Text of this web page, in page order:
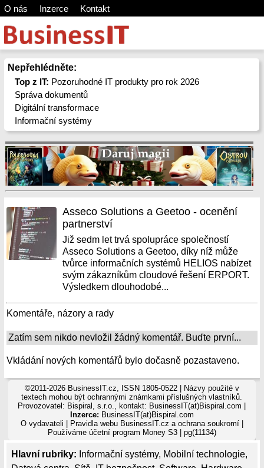
O nás Inzerce Kontakt
Nepřehlédněte:
Top z IT: Pozoruhodné IT produkty pro rok 2026
Správa dokumentů
Digitální transformace
Informační systémy
Hlavní rubriky: Informační systémy, Mobilní technologie,
Asseco Solutions a Geetoo - ocenění
partnerství
Již sedm let trvá spolupráce společností
Asseco Solutions a Geetoo, díky níž může
tvůrce informačních systémů HELIOS nabízet
svým zákazníkům cloudové řešení ERPORT.
Výsledkem dlouhodobé...
Komentáře, názory a rady
Zatím sem nikdo nevložil žádný komentář. Buďte první...
Vkládání nových komentářů bylo dočasně pozastaveno.
©2011-2026 BusinessIT.cz, ISSN 1805-0522 | Názvy použité v
textech mohou být ochrannými známkami příslušných vlastníků.
Provozovatel: Bispiral, s.r.o., kontakt: BusinessIT(at)Bispiral.com |
Inzerce: BusinessIT(at)Bispiral.com
O vydavateli
Pravidla webu BusinessIT.cz a ochrana soukromí|
Používáme účetní program Money S3| pg(11134)